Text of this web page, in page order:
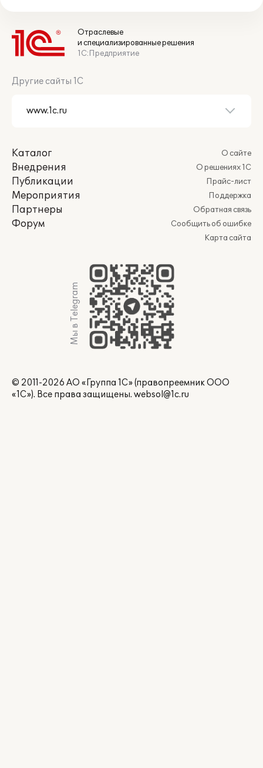
Отраслевые
и специализированные решения
1С:Предприятие
Другие сайты 1С
Каталог
Внедрения
Публикации
Мероприятия
Партнеры
Форум
О сайте
О решениях 1С
Прайс-лист
Поддержка
Обратная связь
Сообщить об ошибке
Карта сайта
Мы в Telegram
© 2011-2026 АО «Группа 1С» (правопреемник ООО
«1С»). Все права защищены. websol@1c.ru